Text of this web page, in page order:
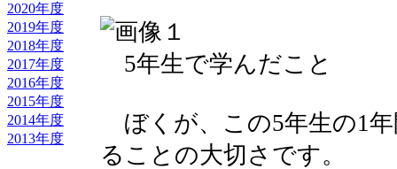
2020年度
2019年度
2018年度
2017年度
2016年度
2015年度
2014年度
2013年度
5年生で学んだこと
ぼくが、この5年生の1
ることの大切さです。